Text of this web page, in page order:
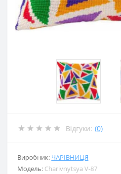
Відгуки: (0)
Виробник: ЧАРІВНИЦЯ
Модель: Charіvnytsya V-87